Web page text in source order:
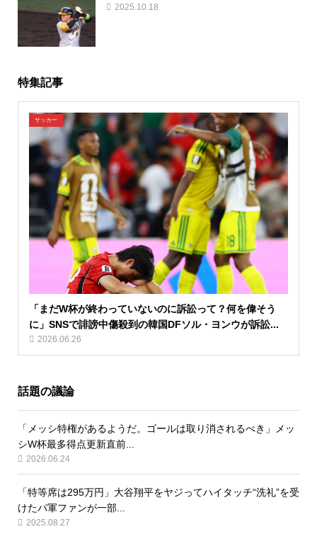
2025.10.18
特集記事
サッカー
「まだW杯が終わっていないのに訴訟って？何を偉そう
に」SNSで誹謗中傷殺到の韓国DFソル・ヨンウが訴訟...
2026.06.26
話題の議論
「メッシ特権があるようだ。ゴールは取り消されるべき」メッ
シW杯最多得点更新直前...
2026.06.24
「特等席は295万円」大谷翔平をヤジってハイタッチ“洗礼”を受
けたパ軍ファンが一部...
2025.08.27